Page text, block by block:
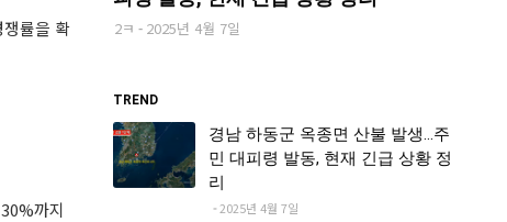
률을 확
까지
2ㅋ 2025년 4월 7일
TREND
경남 하동군 옥종면 산불 발생…주
민 대피령 발동, 현재 긴급 상황 정
리
2025년 4월 7일